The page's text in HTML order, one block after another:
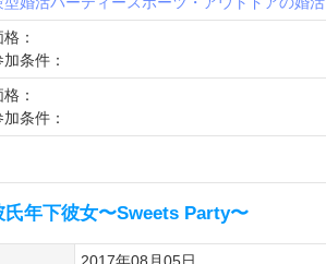
：
加条件：
：
加条件：
年下彼女〜Sweets Party〜